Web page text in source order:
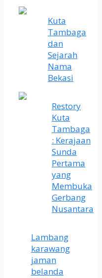
Kuta
Tambaga
dan
Sejarah
Nama
Bekasi
Restory
Kuta
Tambaga
: Kerajaan
Sunda
Pertama
yang
Membuka
Gerbang
Nusantara
Lambang
karawang
jaman
belanda